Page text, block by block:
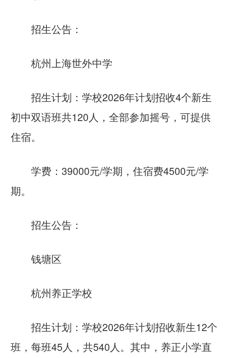
招生公告：
杭州上海世外中学
招生计划：学校2026年计划招收4个新生
初中双语班共120人，全部参加摇号，可提供
住宿。
学费：39000元/学期，住宿费4500元/学
期。
招生公告：
钱塘区
杭州养正学校
招生计划：学校2026年计划招收新生12个
班，每班45人，共540人。其中，养正小学直